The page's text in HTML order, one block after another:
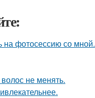
на фотосессию со мной.
не менять.